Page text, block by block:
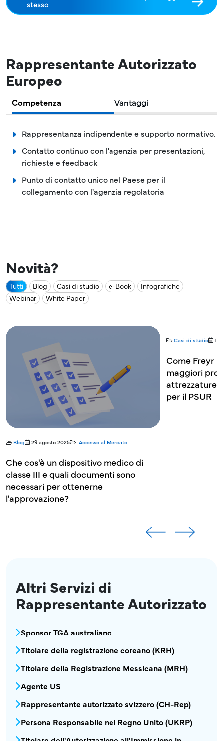
stesso
Rappresentante Autorizzato
Europeo
Competenza Vantaggi
Rappresentanza indipendente e supporto normativo.
Contatto continuo con l'agenzia per presentazioni,
richieste e feedback
Punto di contatto unico nel Paese per il
collegamento con l'agenzia regolatoria
Novità?
Tutti Blog Casi di studio e-Book
Infografiche
Webinar
White Paper
Come Freyr ha supportato uno dei
maggiori produttori di diagnostica e
attrezzature per la cura degli occhi
per il PSUR
e-Book 5
Usabilità
medici:
e
Altri Servizi di
Rappresentante Autorizzato
Dispositivo Medico - Servizi di
Sponsor TGA australiano
Titolare della registrazione coreano (KRH)
Titolare della Registrazione Messicana (MRH)
Agente US
Rappresentante autorizzato svizzero (CH-Rep)
Persona Responsabile nel Regno Unito (UKRP)